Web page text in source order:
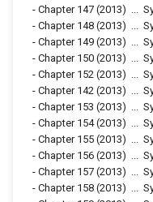
- Chapter 147 (2013)
- Chapter 148 (2013)
- Chapter 149 (2013)
- Chapter 150 (2013)
- Chapter 152 (2013)
- Chapter 142 (2013)
- Chapter 153 (2013)
- Chapter 154(2013)
- Chapter 155 (2013)
- Chapter 156 (2013)
- Chapter 157 (2013)
- Chapter 158 (2013)